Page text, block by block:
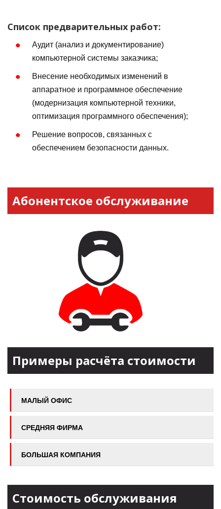
Список предварительных работ:
Аудит (анализ и документирование)
компьютерной системы заказчика;
Внесение необходимых изменений в
аппаратное и программное обеспечение
(модернизация компьютерной техники,
оптимизация программного обеспечения);
Решение вопросов, связанных с
обеспечением безопасности данных.
Абонентское обслуживание
Примеры расчёта стоимости
МАЛЫЙ ОФИС
СРЕДНЯЯ ФИРМА
БОЛЬШАЯ КОМПАНИЯ
Стоимость обслуживания